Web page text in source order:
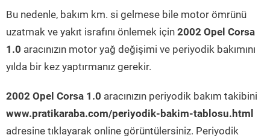
Bu nedenle, bakım km. si gelmese bile motor ömrünü
uzatmak ve yakıt israfını önlemek için 2002 Opel Corsa
1.0 aracınızın motor yağ değişimi ve periyodik bakımını
yılda bir kez yaptırmanız gerekir.
2002 Opel Corsa 1.0 aracınızın periyodik bakım takibini
www.pratikaraba.com/periyodik-bakim-tablosu.html
adresine tıklayarak online görüntülersiniz. Periyodik